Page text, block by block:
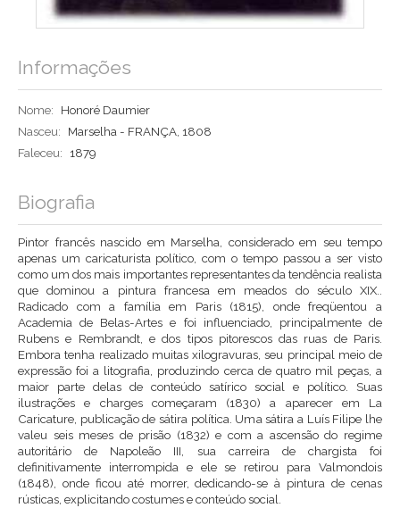
Informações
Nome:
Honoré Daumier
Nasceu:
Marselha - FRANÇA, 1808
Faleceu:
1879
Biografia
Pintor francês nascido em Marselha, considerado em seu tempo
apenas um caricaturista político, com o tempo passou a ser visto
como um dos mais importantes representantes da tendência realista
que dominou a pintura francesa em meados do século XIX..
Radicado com a família em Paris (1815), onde freqüentou a
Academia de Belas-Artes e foi influenciado, principalmente de
Rubens e Rembrandt, e dos tipos pitorescos das ruas de Paris.
Embora tenha realizado muitas xilogravuras, seu principal meio de
expressão foi a litografia, produzindo cerca de quatro mil peças, a
maior parte delas de conteúdo satírico social e político. Suas
ilustrações e charges começaram (1830) a aparecer em La
Caricature, publicação de sátira política. Uma sátira a Luís Filipe lhe
valeu seis meses de prisão (1832) e com a ascensão do regime
autoritário de Napoleão III, sua carreira de chargista foi
definitivamente interrompida e ele se retirou para Valmondois
(1848), onde ficou até morrer, dedicando-se à pintura de cenas
rústicas, explicitando costumes e conteúdo social.